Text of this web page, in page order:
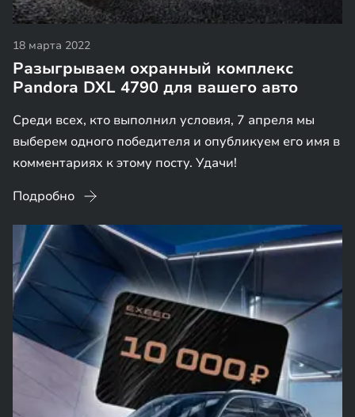
18 марта 2022
Разыгрываем охранный комплекс
Pandora DXL 4790 для вашего авто
Среди всех, кто выполнил условия, 7 апреля мы
выберем одного победителя и опубликуем его имя в
комментариях к этому посту. Удачи!
Подробно